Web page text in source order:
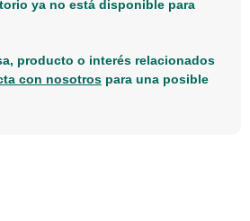
ya no está disponible para
producto o interés relacionados
con nosotros para una posible